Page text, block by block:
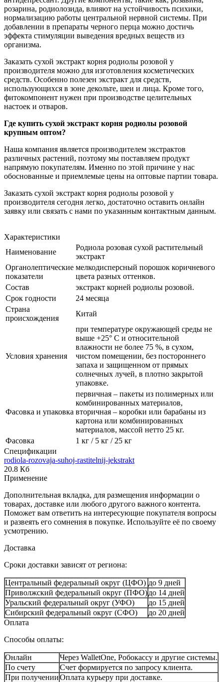
розарина, родиолозида, влияют на устойчивость психики,
нормализацию работы центральной нервной системы. При
добавлении в препараты черного перца можно достичь
эффекта стимуляции выведения вредных веществ из
организма.
Заказать сухой экстракт корня родиолы розовой у
производителя можно для изготовления косметических
средств. Особенно полезен экстракт для средств,
использующихся в зоне декольте, шеи и лица. Кроме того,
фитокомпонент нужен при производстве целительных
настоек и отваров.
Где купить сухой экстракт корня родиолы розовой
крупным оптом?
Наша компания является производителем экстрактов
различных растений, поэтому мы поставляем продукт
напрямую покупателям. Именно по этой причине у нас
обоснованные и приемлемые цены на оптовые партии товара.
Заказать сухой экстракт корня родиолы розовой у
производителя сегодня легко, достаточно оставить онлайн
заявку или связать с нами по указанным контактным данным.
Характеристики
Наименование
Родиола розовая сухой растительный
экстракт
Органолептические
показатели
мелкодисперсный порошок коричневого
цвета разных оттенков.
Состав
экстракт корней родиолы розовой.
Срок годности
24 месяца
Страна
происхождения
Китай
Условия хранения
при температуре окружающей среды не
выше +25° С и относительной
влажности не более 75 %, в сухом,
чистом помещении, без постороннего
запаха и защищенном от прямых
солнечных лучей, в плотно закрытой
упаковке.
Фасовка и упаковка
первичная – пакеты из полимерных или
комбинированных материалов,
вторичная – коробки или барабаны из
картона или комбинированных
материалов, массой нетто 25 кг.
Фасовка
1 кг / 5 кг / 25 кг
Спецификации
rodiola-rozovaja-suhoj-rastitelnij-jekstrakt
20.8 Кб
Применение
Дополнительная вкладка, для размещения информации о
товарах, доставке или любого другого важного контента.
Поможет вам ответить на интересующие покупателя вопросы
и развеять его сомнения в покупке. Используйте её по своему
усмотрению.
Доставка
Сроки доставки зависят от региона:
Центральный федеральный округ (ЦФО) до 9 дней
Приволжский федеральный округ (ПФО)до 14 дней
Уральский федеральный округ (УФО)
до 15 дней
Сибирский федеральный округ (СФО)
до 20 дней
Оплата
Способы оплаты:
Онлайн
Через WalletOne, Робокассу и другие системы.
По счету
Счет формируется по запросу клиента.
При полученииОплата курьеру при доставке.